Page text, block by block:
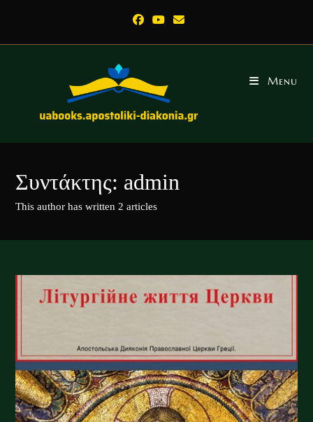
content
Menu
Συντάκτης: admin
This author has written 2 articles